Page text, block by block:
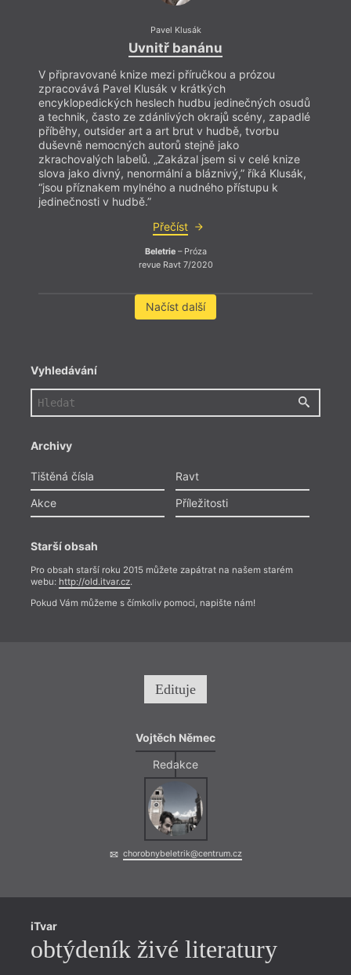
Pavel Klusák
Uvnitř banánu
V připravované knize mezi příručkou a prózou
zpracovává Pavel Klusák v krátkých
encyklopedických heslech hudbu jedinečných osudů
a technik, často ze zdánlivých okrajů scény, zapadlé
příběhy, outsider art a art brut v hudbě, tvorbu
duševně nemocných autorů stejně jako
zkrachovalých labelů. „Zakázal jsem si v celé knize
slova jako divný, nenormální a bláznivý,” říká Klusák,
“jsou příznakem mylného a nudného přístupu k
jedinečnosti v hudbě.”
Přečíst
Beletrie– Próza
revue Ravt 7/2020
Načíst další
Vyhledávání
Archivy
Tištěná čísla
Ravt
Akce
Příležitosti
Starší obsah
Pro obsah starší roku 2015 můžete zapátrat na našem starém
webu: http://old.itvar.cz.
Pokud Vám můžeme s čímkoliv pomoci, napište nám!
Edituje
Vojtěch Němec
Redakce
chorobnybeletrik@centrum.cz
iTvar
obtýdeník živé literatury